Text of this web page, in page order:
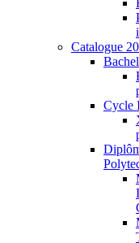
Catalogue
Cycle